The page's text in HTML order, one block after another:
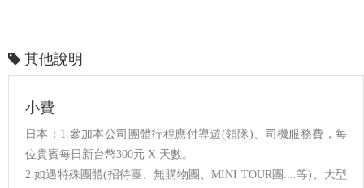
其他說明
小費
日本：1.參加本公司團體行程應付導遊(領隊)、司機服務費，每
位貴賓每日新台幣300元 X 天數。
2.如遇特殊團體(招待團、無購物團、MINI TOUR團....等)、大型